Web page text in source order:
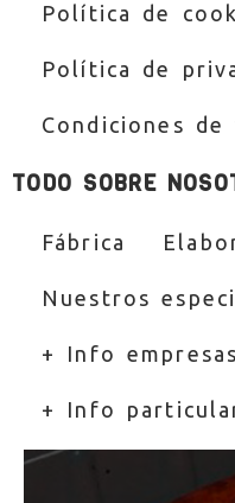
Política de
Política de
Condiciones
TODO SOBRE
Fábrica
Nuestros
+ Info empresas
+ Info